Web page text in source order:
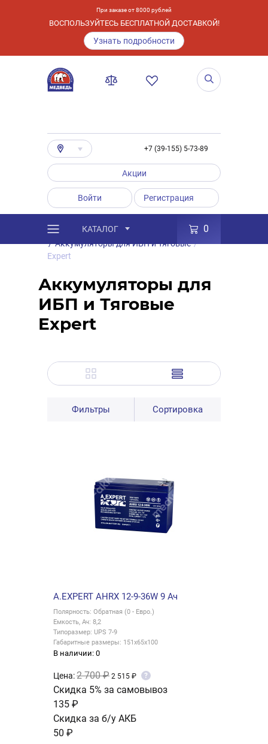
При заказе от 8000 рублей
ВОСПОЛЬЗУЙТЕСЬ БЕСПЛАТНОЙ ДОСТАВКОЙ!
Узнать подробности
+7 (39-155) 5-73-89
Акции
Войти Регистрация
КАТАЛОГ 0
Каталог / Товары
Аккумуляторы
/ Аккумуляторы для ИБП и Тяговые /
Expert
Аккумуляторы для
ИБП и Тяговые
Expert
Фильтры Сортировка
A.EXPERT AHRX 12-9-36W 9 Ач
Полярность: Обратная (0 - Евро.)
Емкость, Ач: 8,2
Типоразмер: UPS 7-9
Габаритные размеры: 151x65x100
В наличии: 0
Цена:2 700 ₽ 2 515 ₽ ?
Скидка 5% за самовывоз
135 ₽
Скидка за б/у АКБ
50 ₽